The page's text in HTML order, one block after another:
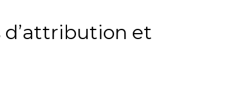
d’attribution et